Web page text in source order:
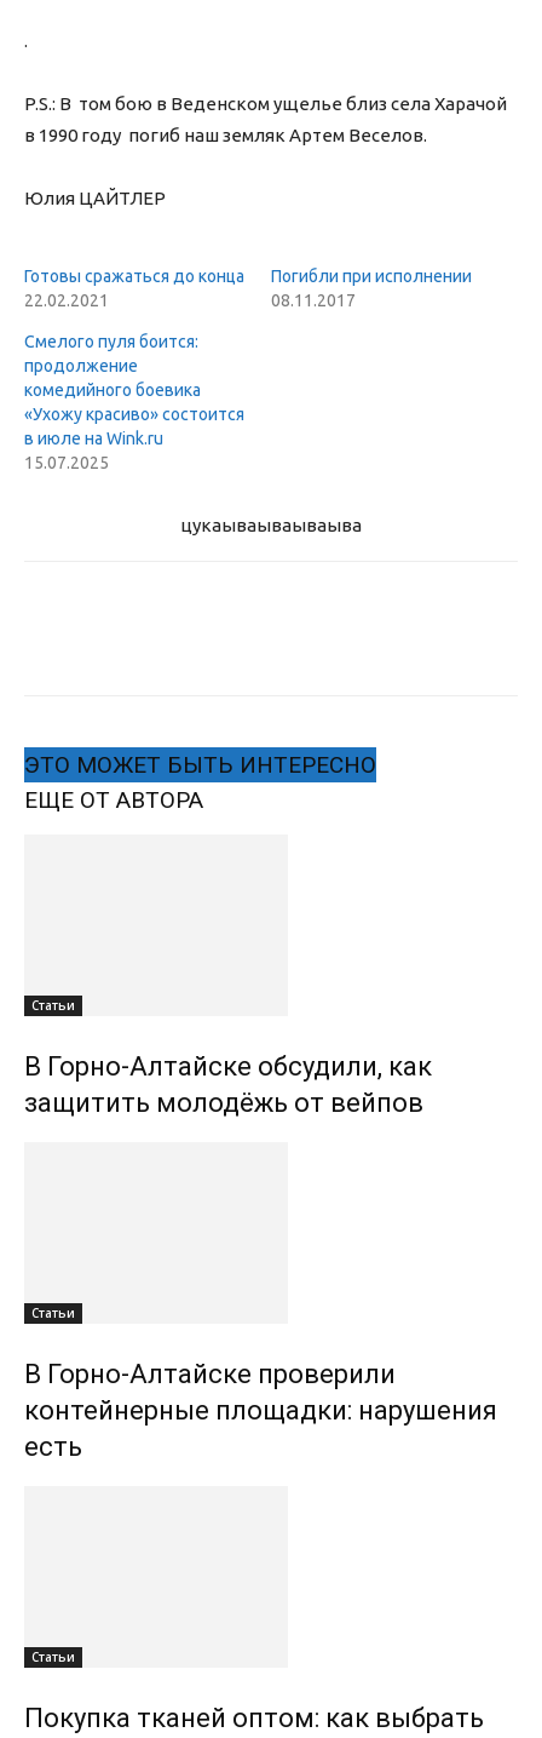
.
P.S.: В том бою в Веденском ущелье близ села Харачой
в 1990 году погиб наш земляк Артем Веселов.
Юлия ЦАЙТЛЕР
Готовы сражаться до конца
22.02.2021
Погибли при исполнении
08.11.2017
Смелого пуля боится:
продолжение
комедийного боевика
«Ухожу красиво» состоится
в июле на Wink.ru
15.07.2025
цукаываываываыва
ЭТО МОЖЕТ БЫТЬ ИНТЕРЕСНО
ЕЩЕ ОТ АВТОРА
Статьи
В Горно-Алтайске обсудили, как
защитить молодёжь от вейпов
Статьи
В Горно-Алтайске проверили
контейнерные площадки: нарушения
есть
Статьи
Покупка тканей оптом: как выбрать